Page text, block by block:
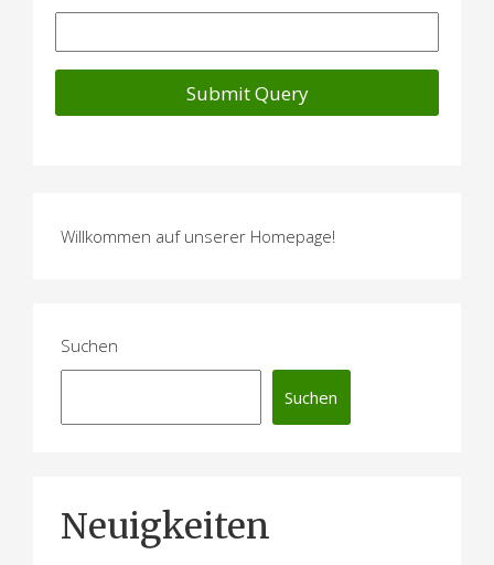
Willkommen auf unserer Homepage!
Suchen
Suchen
Neuigkeiten